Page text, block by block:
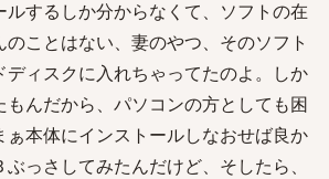
ルするしか分からなくて、ソフトの在
ことはない、妻のやつ、そのソフト
ディスクに入れちゃってたのよ。しか
もんだから、パソコンの方としても困
ぁ本体にインストールしなおせば良か
っさしてみたんだけど、そしたら、